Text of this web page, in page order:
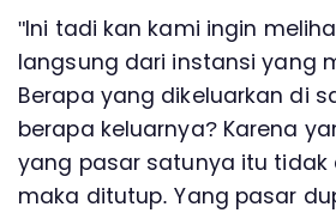
"Ini tadi kan kami ingin
langsung dari instansi yang
Berapa yang dikeluarkan di
berapa keluarnya? Karena
yang pasar satunya itu tidak
maka ditutup. Yang pasar